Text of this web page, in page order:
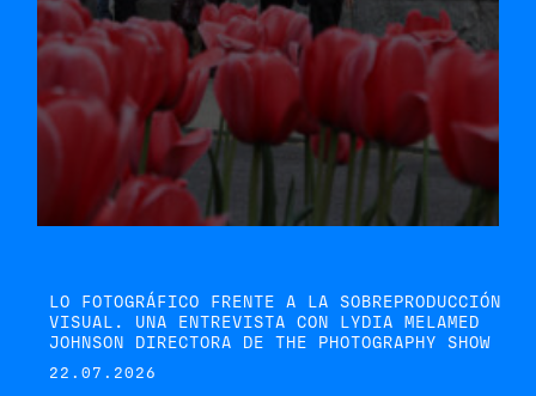
LO FOTOGRÁFICO FRENTE A LA SOBREPRODUCCIÓN
VISUAL. UNA ENTREVISTA CON LYDIA MELAMED
JOHNSON DIRECTORA DE THE PHOTOGRAPHY SHOW
22.07.2026